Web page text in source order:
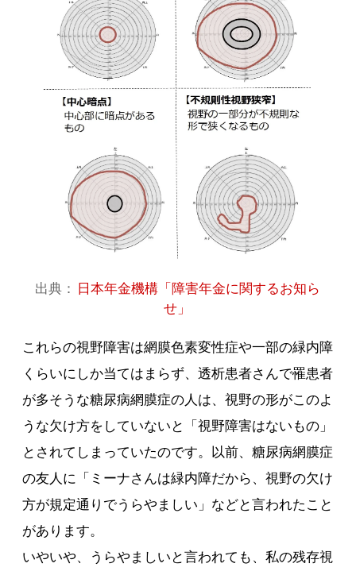
出典：
日本年金機構「障害年金に関するお知ら
せ」
これらの視野障害は網膜色素変性症や一部の緑内障
くらいにしか当てはまらず、透析患者さんで罹患者
が多そうな糖尿病網膜症の人は、視野の形がこのよ
うな欠け方をしていないと「視野障害はないもの」
とされてしまっていたのです。以前、糖尿病網膜症
の友人に「ミーナさんは緑内障だから、視野の欠け
方が規定通りでうらやましい」などと言われたこと
があります。
いやいや、うらやましいと言われても、私の残存視